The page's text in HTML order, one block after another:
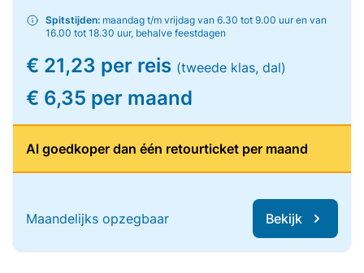
Spitstijden: maandag t/m vrijdag van 6.30 tot 9.00 uur en van
16.00 tot 18.30 uur, behalve feestdagen
€ 21,23 per reis (tweede klas, dal)
€ 6,35 per maand
Al goedkoper dan één retourticket per maand
Maandelijks opzegbaar Bekijk